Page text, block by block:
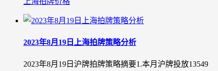
2023年8月19日上海拍牌策略分析
2023年8月19日沪牌拍牌策略摘要1.本月沪牌投放13549